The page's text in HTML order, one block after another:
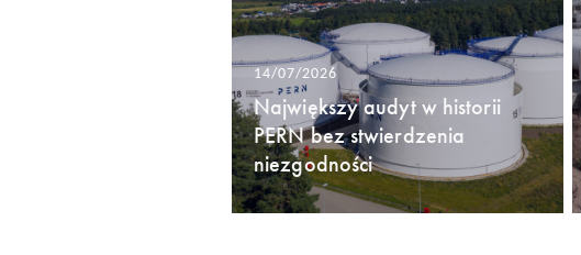
14/07/2026
Największy audyt w historii
PERN bez stwierdzenia
niezgodności